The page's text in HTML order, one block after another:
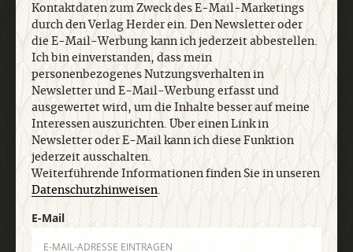
Newsletter und E-Mail-Werbung erfasst und
ausgewertet wird, um die Inhalte besser auf meine
Interessen auszurichten. Über einen Link in
Newsletter oder E-Mail kann ich diese Funktion
jederzeit ausschalten. Weiterführende
Informationen finden Sie in unseren
Datenschutzhinweisen.
E-Mail
Kontaktdaten zum Zweck des E-Mail-Marketings
durch den Verlag Herder ein. Den Newsletter oder
die E-Mail-Werbung kann ich jederzeit abbestellen.
Ich bin einverstanden, dass mein
personenbezogenes Nutzungsverhalten in
Newsletter und E-Mail-Werbung erfasst und
ausgewertet wird, um die Inhalte besser auf meine
Interessen auszurichten. Über einen Link in
Newsletter oder E-Mail kann ich diese Funktion
jederzeit ausschalten.
Weiterführende Informationen finden Sie in unseren
Datenschutzhinweisen.
E-Mail